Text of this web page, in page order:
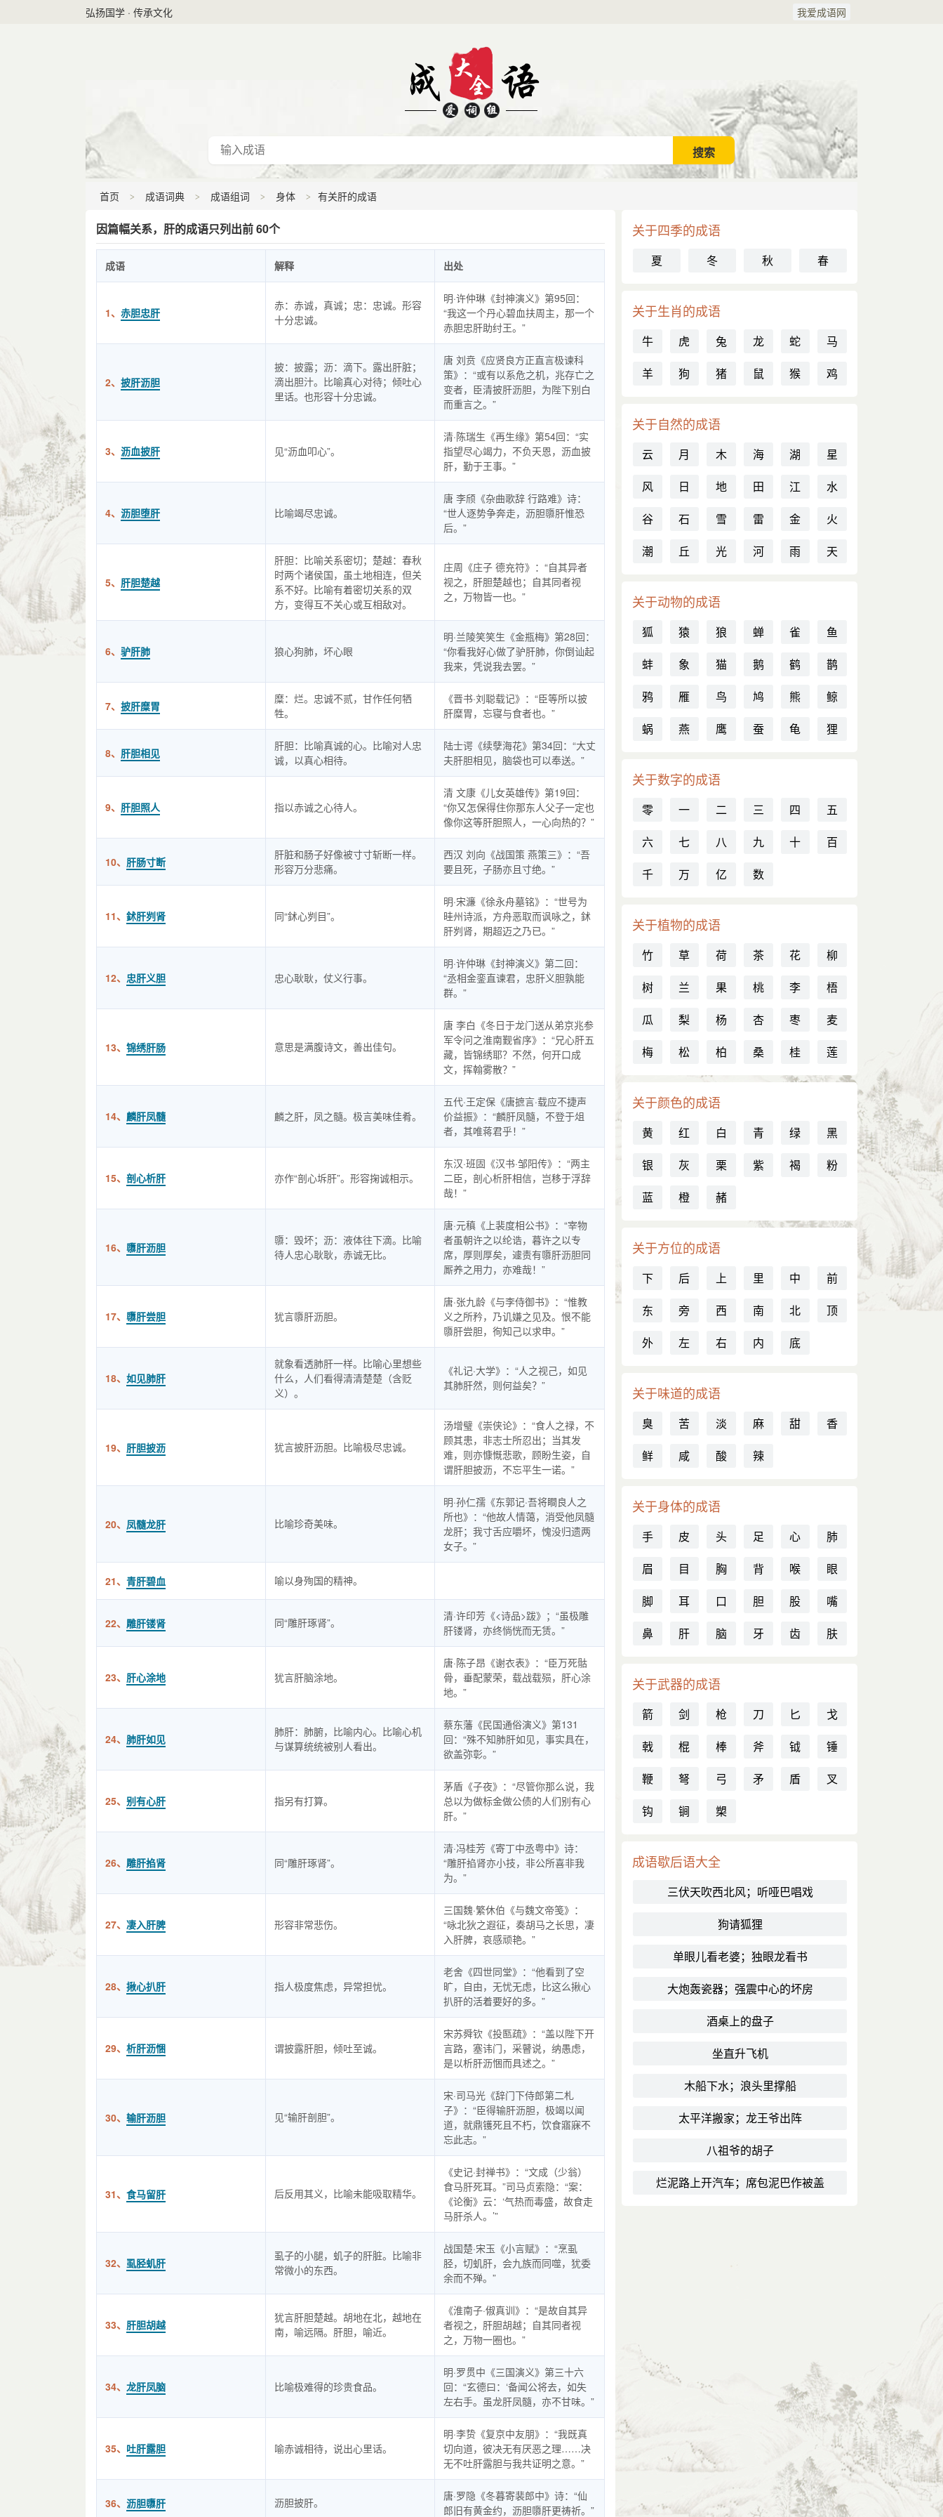
弘扬国学 · 传承文化 我爱成语网
首页 成语词典 成语组词 身体 有关肝的成语
因篇幅关系，肝的成语只列出前 60个
成语 解释 出处
1、 赤胆忠肝
赤：赤诚，真诚；忠：忠诚。形容
十分忠诚。
明·许仲琳《封神演义》第95回：
“我这一个丹心碧血扶周主，那一个
赤胆忠肝助纣王。”
2、 披肝沥胆
披：披露；沥：滴下。露出肝脏；
滴出胆汁。比喻真心对待；倾吐心
里话。也形容十分忠诚。
唐 刘贲《应贤良方正直言极谏科
策》：“或有以系危之机，兆存亡之
变者，臣清披肝沥胆，为陛下别白
而重言之。”
3、 沥血披肝 见“沥血叩心”。
清·陈瑞生《再生缘》第54回：“实
指望尽心竭力，不负天恩，沥血披
肝，勤于王事。”
4、 沥胆堕肝 比喻竭尽忠诚。
唐 李颀《杂曲歌辞 行路难》诗：
“世人逐势争奔走，沥胆隳肝惟恐
后。”
5、 肝胆楚越
肝胆：比喻关系密切；楚越：春秋
时两个诸侯国，虽土地相连，但关
系不好。比喻有着密切关系的双
方，变得互不关心或互相敌对。
庄周《庄子 德充符》：“自其异者
视之，肝胆楚越也；自其同者视
之，万物皆一也。”
6、 驴肝肺 狼心狗肺，坏心眼
明·兰陵笑笑生《金瓶梅》第28回：
“你看我好心做了驴肝肺，你倒讪起
我来，凭说我去罢。”
7、 披肝糜胃
糜：烂。忠诚不贰，甘作任何牺
牲。
《晋书·刘聪载记》：“臣等所以披
肝糜胃，忘寝与食者也。”
8、 肝胆相见
肝胆：比喻真诚的心。比喻对人忠
诚，以真心相待。
陆士谔《续孽海花》第34回：“大丈
夫肝胆相见，脑袋也可以奉送。”
9、 肝胆照人 指以赤诚之心待人。
清 文康《儿女英雄传》第19回：
“你又怎保得住你那东人父子一定也
像你这等肝胆照人，一心向热的？”
10、 肝肠寸断
肝脏和肠子好像被寸寸斩断一样。
形容万分悲痛。
西汉 刘向《战国策 燕策三》：“吾
要且死，子肠亦且寸绝。”
11、 鉥肝刿肾 同“鉥心刿目”。
明·宋濂《徐永舟墓铭》：“世号为
晆州诗派，方舟恶取而讽咏之，鉥
肝刿肾，期超迈之乃已。”
12、 忠肝义胆 忠心耿耿，仗义行事。
明·许仲琳《封神演义》第二回：
“丞相金銮直谏君，忠肝义胆孰能
群。”
13、 锦绣肝肠 意思是满腹诗文，善出佳句。
唐 李白《冬日于龙门送从弟京兆参
军令问之淮南觐省序》：“兄心肝五
藏，皆锦绣耶？不然，何开口成
文，挥翰雾散？”
14、 麟肝凤髓 麟之肝，凤之髓。极言美味佳肴。
五代·王定保《唐摭言·载应不捷声
价益振》：“麟肝凤髓，不登于俎
者，其唯蒋君乎！”
15、 剖心析肝 亦作“剖心坼肝”。形容掬诚相示。
东汉·班固《汉书·邹阳传》：“两主
二臣，剖心析肝相信，岂移于浮辞
哉！”
16、 隳肝沥胆
隳：毁坏；沥：液体往下滴。比喻
待人忠心耿耿，赤诚无比。
唐·元稹《上裴度相公书》：“宰物
者虽朝许之以纶诰，暮许之以专
席，厚则厚矣，遽责有隳肝沥胆同
厮养之用力，亦难哉！”
17、 隳肝尝胆 犹言隳肝沥胆。
唐·张九龄《与李侍御书》：“惟教
义之所矜，乃讥嫌之见及。恨不能
隳肝尝胆，徇知己以求申。”
18、 如见肺肝
就象看透肺肝一样。比喻心里想些
什么，人们看得清清楚楚（含贬
义）。
《礼记·大学》：“人之视己，如见
其肺肝然，则何益矣？”
19、 肝胆披沥 犹言披肝沥胆。比喻极尽忠诚。
汤增璧《崇侠论》：“食人之禄，不
顾其患，非志士所忍出；当其发
难，则亦慷慨悲歌，顾盼生姿，自
谓肝胆披沥，不忘平生一诺。”
20、 凤髓龙肝 比喻珍奇美味。
明·孙仁孺《东郭记·吾将瞷良人之
所也》：“他故人情蔼，消受他凤髓
龙肝；我寸舌应嚼坏，愧没归遗两
女子。”
21、 青肝碧血 喻以身殉国的精神。
22、 雕肝镂肾 同“雕肝琢肾”。
清·许印芳《<诗品>跋》；“虽极雕
肝镂肾，亦终惝恍而无赁。”
23、 肝心涂地 犹言肝脑涂地。
唐·陈子昂《谢衣表》：“臣万死骷
骨，垂配蒙荣，载战载殒，肝心涂
地。”
24、 肺肝如见
肺肝：肺腑，比喻内心。比喻心机
与谋算统统被别人看出。
蔡东藩《民国通俗演义》第131
回：“殊不知肺肝如见，事实具在，
欲盖弥彰。”
25、 别有心肝 指另有打算。
茅盾《子夜》：“尽管你那么说，我
总以为做标金做公债的人们别有心
肝。”
26、 雕肝掐肾 同“雕肝琢肾”。
清·冯桂芳《寄丁中丞粤中》诗：
“雕肝掐肾亦小技，非公所喜非我
为。”
27、 凄入肝脾 形容非常悲伤。
三国魏·繁休伯《与魏文帝笺》：
“咏北狄之遐征，奏胡马之长思，凄
入肝脾，哀感顽艳。”
28、 揪心扒肝 指人极度焦虑，异常担忧。
老舍《四世同堂》：“他看到了空
旷，自由，无忧无虑，比这么揪心
扒肝的活着要好的多。”
29、 析肝沥悃 谓披露肝胆，倾吐至诚。
宋苏舜钦《投匦疏》：“盖以陛下开
言路，塞讳门，采瞽说，纳愚虑，
是以析肝沥悃而具述之。”
30、 输肝沥胆 见“输肝剖胆”。
宋·司马光《辞门下侍郎第二札
子》：“臣得输肝沥胆，极竭以闻
道，就鼎镬死且不朽，饮食寤寐不
忘此志。”
31、 食马留肝 后反用其义，比喻未能吸取精华。
《史记·封禅书》：“文成（少翁）
食马肝死耳。”司马贞索隐：“案：
《论衡》云：‘气热而毒盛，故食走
马肝杀人。’”
32、 虱胫虮肝
虱子的小腿，虮子的肝脏。比喻非
常微小的东西。
战国楚·宋玉《小言赋》：“烹虱
胫，切虮肝，会九族而同噬，犹委
余而不殚。”
33、 肝胆胡越
犹言肝胆楚越。胡地在北，越地在
南，喻远隔。肝胆，喻近。
《淮南子·俶真训》：“是故自其异
者视之，肝胆胡越；自其同者视
之，万物一圈也。”
34、 龙肝凤脑 比喻极难得的珍贵食品。
明·罗贯中《三国演义》第三十六
回：“玄德曰：‘备闻公将去，如失
左右手。虽龙肝凤髓，亦不甘味。”
35、 吐肝露胆 喻赤诚相待，说出心里话。
明·李贽《复京中友朋》：“我既真
切向道，彼决无有厌恶之理……决
无不吐肝露胆与我共证明之意。”
36、 沥胆隳肝 沥胆披肝。
唐·罗隐《冬暮寄裴郎中》诗：“仙
郎旧有黄金约，沥胆隳肝更祷祈。”
关于四季的成语
夏 冬 秋 春
关于生肖的成语
牛 虎 兔 龙 蛇
马
羊
狗 猪 鼠 猴 鸡
关于自然的成语
云 月 木 海 湖
星
风
日 地 田 江
水
谷
石 雪 雷 金
火
潮
丘 光 河 雨 天
关于动物的成语
狐 猿 狼 蝉 雀
鱼
蚌
象 猫 鹅 鹤
鹊
鸦
雁 鸟 鸠 熊
鲸
蜗
燕 鹰 蚕 龟 狸
关于数字的成语
零 一 二 三 四
五
六
七 八 九 十
百
千
万 亿 数
关于植物的成语
竹 草 荷 茶 花
柳
树
兰 果 桃 李
梧
瓜
梨 杨 杏 枣
麦
梅
松 柏 桑 桂 莲
关于颜色的成语
黄 红 白 青 绿
黑
银
灰 栗 紫 褐
粉
蓝
橙 赭
关于方位的成语
下 后 上 里 中
前
东
旁 西 南 北
顶
外
左 右 内 底
关于味道的成语
臭 苦 淡 麻 甜
香
鲜
咸 酸 辣
关于身体的成语
手 皮 头 足 心
肺
眉
目 胸 背 喉
眼
脚
耳 口 胆 股
嘴
鼻
肝 脑 牙 齿 肤
关于武器的成语
箭 剑 枪 刀 匕
戈
戟
棍 棒 斧 钺
锤
鞭
弩 弓 矛 盾
叉
钩
锏 槊
成语歇后语大全
三伏天吹西北风；听哑巴唱戏
狗请狐狸
单眼儿看老婆；独眼龙看书
大炮轰瓷器；强震中心的坏房
酒桌上的盘子
坐直升飞机
木船下水；浪头里撑船
太平洋搬家；龙王爷出阵
八祖爷的胡子
烂泥路上开汽车；席包泥巴作被盖